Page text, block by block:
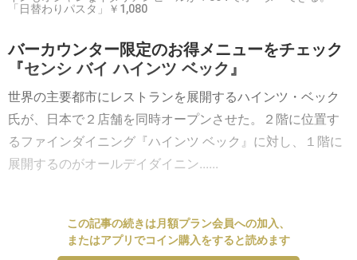
「日替わりパスタ」￥1,080
バーカウンター限定のお得メニューをチェック
『センシ バイ ハインツ ベック』
世界の主要都市にレストランを展開するハインツ・ベック
氏が、日本で２店舗を同時オープンさせた。２階に位置す
るファインダイニング『ハインツ ベック』に対し、１階に
展開するのがオールデイダイニン......
この記事の続きは月額プラン会員への加入、
またはアプリでコイン購入をすると読めます